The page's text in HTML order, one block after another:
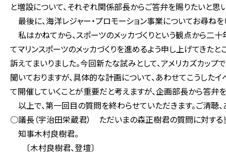
と増設について、それぞれ関係部長からご答弁を賜りたいと思
最後に、海洋レジャー・プロモーション事業についてお尋ねを
私はかねてから、スポーツのメッカづくりという観点から二
てマリンスポーツのメッカづくりを進めるよう申し上げてきた
訴えてまいりました。今回新たな試みとして、アメリカズカッ
聞いておりますが、具体的な計画について、あわせてこうした
て開催していくことが重要だと考えますが、企画部長から答弁
以上で、第一回目の質問を終わらせていただきます。ご清聴、
○議長（宇治田栄蔵君） ただいまの森正樹君の質問に対する
知事木村良樹君。
〔木村良樹君、登壇〕